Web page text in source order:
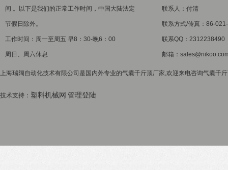
间 。以下是我们的正常工作时间，中国大陆法定
节假日除外。
工作时间：周一至周五 早8：30-晚6：00
周日、周六休息
联系人：付清
联系方式/传真：86-
联系QQ：2312238490
邮箱：
上海瑞阔自动化技术有限公司是国内外专业的气囊千斤顶厂家,欢迎来电咨询气囊千
技术支持： 塑料机械网 管理登陆